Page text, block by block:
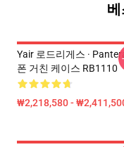
Yair 로드리게스 ·
폰 거친 케이스 RB1110
₩2,218,580 -